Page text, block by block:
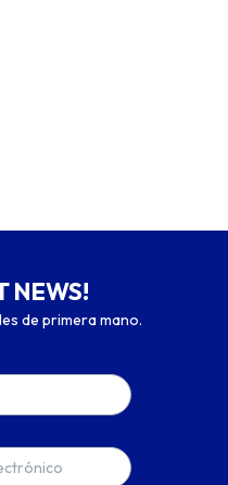
NEWS!
de primera mano.